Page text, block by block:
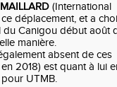
(International
déplacement, et a
du Canigou début août
manière.
absent de ces
2018) est quant à lui
UTMB.